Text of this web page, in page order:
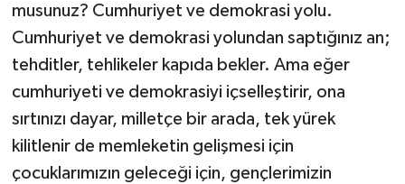
musunuz? Cumhuriyet ve demokrasi yolu.
Cumhuriyet ve demokrasi yolundan saptığınız an;
tehditler, tehlikeler kapıda bekler. Ama eğer
cumhuriyeti ve demokrasiyi içselleştirir, ona
sırtınızı dayar, milletçe bir arada, tek yürek
kilitlenir de memleketin gelişmesi için
çocuklarımızın geleceği için, gençlerimizin